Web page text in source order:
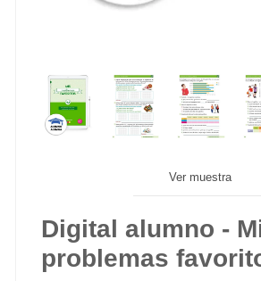
Ver muestra
Digital alumno -
problemas